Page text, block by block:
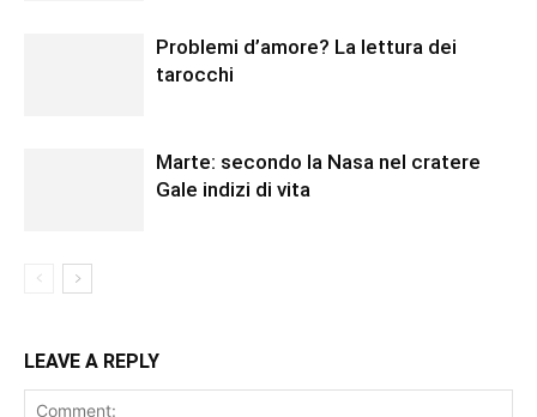
Problemi d’amore? La lettura dei
tarocchi
Marte: secondo la Nasa nel cratere
Gale indizi di vita
LEAVE A REPLY